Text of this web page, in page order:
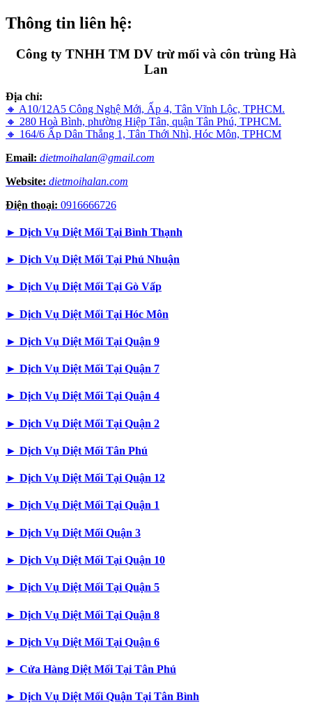
Thông tin liên hệ:
Công ty TNHH TM DV trừ mối và côn trùng Hà
Lan
Địa chỉ:
🔸 A10/12A5 Công Nghệ Mới, Ấp 4, Tân Vĩnh Lộc, TPHCM.
🔸 280 Hoà Bình, phường Hiệp Tân, quận Tân Phú, TPHCM.
🔸 164/6 Ấp Dân Thắng 1, Tân Thới Nhì, Hóc Môn, TPHCM
Email: dietmoihalan@gmail.com
Website: dietmoihalan.com
Điện thoại: 0916666726
► Dịch Vụ Diệt Mối Tại Bình Thạnh
► Dịch Vụ Diệt Mối Tại Phú Nhuận
► Dịch Vụ Diệt Mối Tại Gò Vấp
► Dịch Vụ Diệt Mối Tại Hóc Môn
► Dịch Vụ Diệt Mối Tại Quận 9
► Dịch Vụ Diệt Mối Tại Quận 7
► Dịch Vụ Diệt Mối Tại Quận 4
► Dịch Vụ Diệt Mối Tại Quận 2
► Dịch Vụ Diệt Mối Tân Phú
► Dịch Vụ Diệt Mối Tại Quận 12
► Dịch Vụ Diệt Mối Tại Quận 1
► Dịch Vụ Diệt Mối Quận 3
► Dịch Vụ Diệt Mối Tại Quận 10
► Dịch Vụ Diệt Mối Tại Quận 5
► Dịch Vụ Diệt Mối Tại Quận 8
► Dịch Vụ Diệt Mối Tại Quận 6
► Cửa Hàng Diệt Mối Tại Tân Phú
► Dịch Vụ Diệt Mối Quận Tại Tân Bình